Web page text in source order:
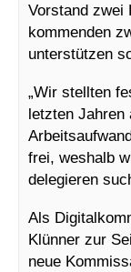
Vorstand zwei
kommenden
unterstützen
„Wir stellten
letzten Jahren
frei, weshalb
delegieren
Als
Klünner zur
neue